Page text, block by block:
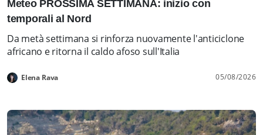
Meteo PROSSIMA SETTIMANA: inizio con
temporali al Nord
Da metà settimana si rinforza nuovamente l'anticiclone
africano e ritorna il caldo afoso sull'Italia
Elena Rava 05/08/2026